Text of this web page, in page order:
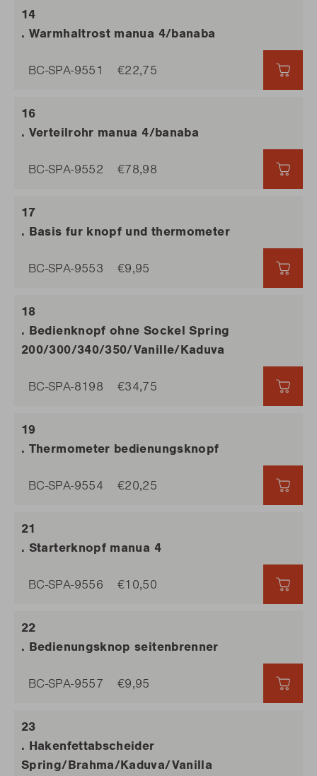
. Bedienknopf ohne Sockel Spring
200/300/340/350/Vanille/Kaduva
BC-SPA-8198 €34,75
. Hakenfettabscheider
Spring/Brahma/Kaduva/Vanilla
. Warmhaltrost manua 4/banaba
BC-SPA-9551 €22,75
. Verteilrohr manua 4/banaba
BC-SPA-9552 €78,98
. Basis fur knopf und thermometer
BC-SPA-9553 €9,95
. Thermometer bedienungsknopf
BC-SPA-9554 €20,25
. Starterknopf manua 4
BC-SPA-9556 €10,50
. Bedienungsknop seitenbrenner
BC-SPA-9557 €9,95